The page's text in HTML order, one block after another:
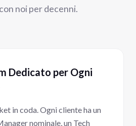
noi per decenni.
Dedicato per Ogni
in coda. Ogni cliente ha un
nominale, un Tech